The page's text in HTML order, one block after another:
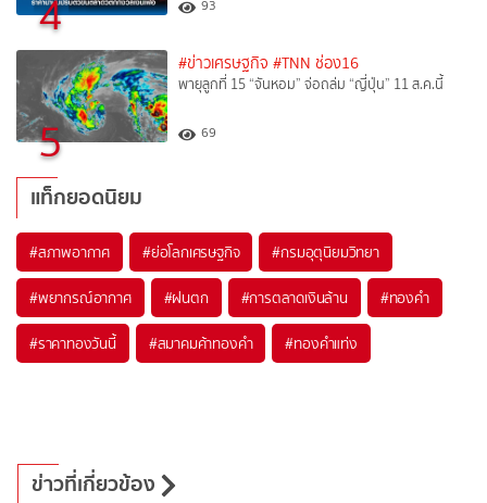
4 93
5
#ข่าวเศรษฐกิจ #TNN ช่อง16
พายุลูกที่ 15 “จันหอม” จ่อถล่ม “ญี่ปุ่น” 11 ส.ค.นี้
69
แท็กยอดนิยม
#สภาพอากาศ #ย่อโลกเศรษฐกิจ #กรมอุตุนิยมวิทยา
#พยากรณ์อากาศ #ฝนตก #การตลาดเงินล้าน #ทองคำ
#ราคาทองวันนี้ #สมาคมค้าทองคำ #ทองคำแท่ง
ข่าวที่เกี่ยวข้อง